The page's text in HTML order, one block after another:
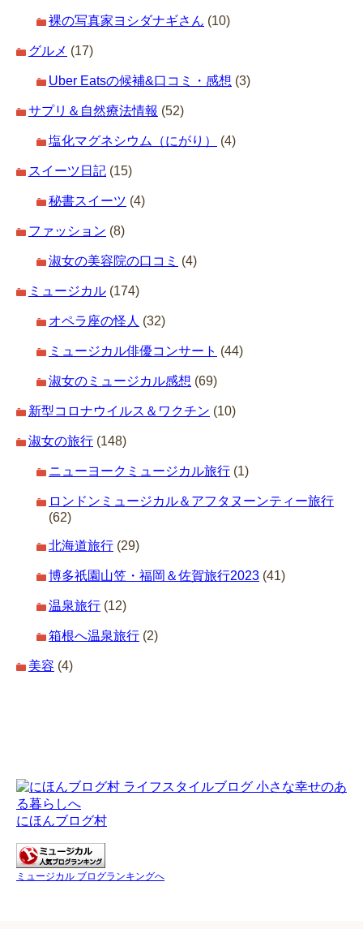
裸の写真家ヨシダナギさん (10)
グルメ (17)
Uber Eatsの候補&口コミ・感想 (3)
サプリ＆自然療法情報 (52)
塩化マグネシウム（にがり） (4)
スイーツ日記 (15)
秘書スイーツ (4)
ファッション (8)
淑女の美容院の口コミ (4)
ミュージカル (174)
オペラ座の怪人 (32)
ミュージカル俳優コンサート (44)
淑女のミュージカル感想 (69)
新型コロナウイルス＆ワクチン (10)
淑女の旅行 (148)
ニューヨークミュージカル旅行 (1)
ロンドンミュージカル＆アフタヌーンティー旅行
(62)
北海道旅行 (29)
博多祇園山笠・福岡＆佐賀旅行2023 (41)
温泉旅行 (12)
箱根へ温泉旅行 (2)
美容 (4)
にほんブログ村
ミュージカル ブログランキングへ